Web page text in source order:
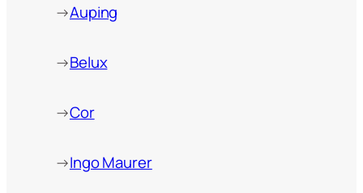
→Auping
→Belux
→Cor
→Ingo Maurer